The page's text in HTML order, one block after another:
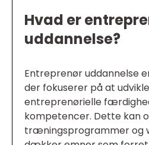
Hvad er
uddannelse?
Entreprenør uddannelse
der fokuserer på at
entreprenørielle
kompetencer. Dette kan
træningsprogrammer og